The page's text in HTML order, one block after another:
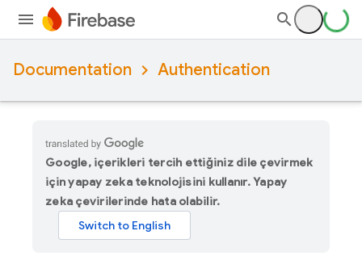
Documentation Authentication
Google, içerikleri tercih ettiğiniz dile çevirmek
için yapay zeka teknolojisini kullanır. Yapay
zeka çevirilerinde hata olabilir.